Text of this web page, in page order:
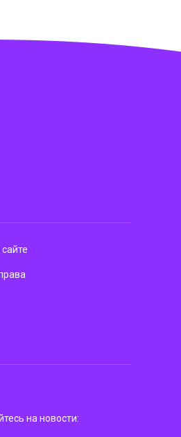
на новости: